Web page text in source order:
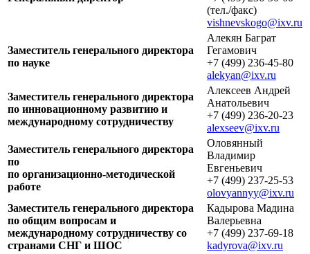
(тел./факс)
vishnevskogo@ixv.ru
Заместитель генерального директора
по науке
Алекян Баграт
Гегамович
+7 (499) 236-45-80
alekyan@ixv.ru
Заместитель генерального директора
по инновационному развитию и
международному сотрудничеству
Алексеев Андрей
Анатольевич
+7 (499) 236-20-23
alexseev@ixv.ru
Заместитель генерального директора
по
по организационно-методической
работе
Оловянный
Владимир
Евгеньевич
+7 (499) 237-25-53
olovyannyy@ixv.ru
Заместитель генерального директора
по общим вопросам и
международному сотрудничеству со
странами СНГ и ШОС
Кадырова Мадина
Валерьевна
+7 (499) 237-69-18
kadyrova@ixv.ru